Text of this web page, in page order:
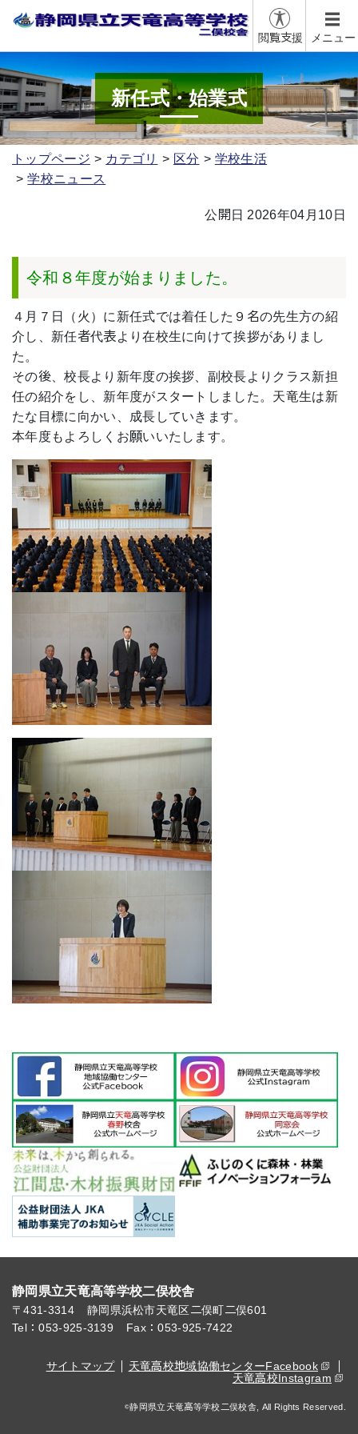
閲覧支援 メニュー
新任式・始業式
トップページ カテゴリ 区分
学校生活
学校ニュース
公開日 2026年04月10日
令和８年度が始まりました。
４月７日（火）に新任式では着任した９名の先生方の紹
介し、新任者代表より在校生に向けて挨拶がありまし
た。
その後、校長より新年度の挨拶、副校長よりクラス新担
任の紹介をし、新年度がスタートしました。天竜生は新
たな目標に向かい、成長していきます。
本年度もよろしくお願いいたします。
静岡県立天竜高等学校二俣校舎
〒431-3314
静岡県浜松市天竜区二俣町二俣601
Tel：053-925-3139
Fax：053-925-7422
サイトマップ
天竜高校地域協働センターFacebook
天竜高校Instagram
©静岡県立天竜高等学校二俣校舎, All Rights Reserved.